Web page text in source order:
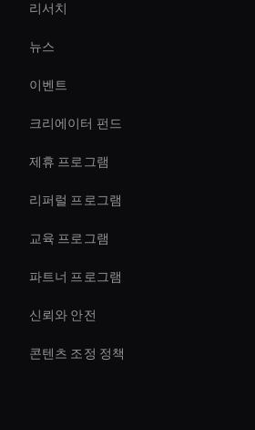
Custom Ai Avatar Development
Virtual Reality Avatar
AI 비디오 자막 생성기
Ai Agent For Automation
리서치
뉴스
이벤트
크리에이터 펀드
제휴 프로그램
리퍼럴 프로그램
교육 프로그램
파트너 프로그램
신뢰와 안전
콘텐츠 조정 정책